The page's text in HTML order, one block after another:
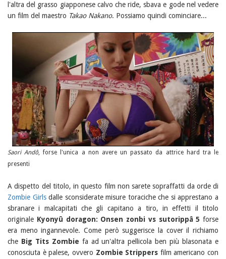
l'altra del grasso giapponese calvo che ride, sbava e gode nel vedere
un film del maestro Takao Nakano. Possiamo quindi cominciare...
Saori Andô, forse l'unica a non avere un passato da attrice hard tra le
presenti
A dispetto del titolo, in questo film non sarete sopraffatti da orde di
Zombie Girlsdalle sconsiderate misure toraciche che si apprestano a
sbranare i malcapitati che gli capitano a tiro, in effetti il titolo
originale Kyonyû doragon: Onsen zonbi vs sutorippâ 5 forse
era meno ingannevole. Come però suggerisce la cover il richiamo
che Big Tits Zombie fa ad un'altra pellicola ben più blasonata e
conosciuta è palese, ovvero Zombie Strippers film americano con